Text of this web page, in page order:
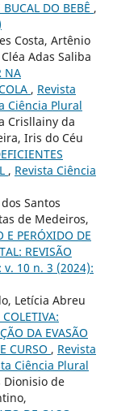
DO BEBÊ ,
Costa, Artênio
Adas Saliba
NA
, Revista
Ciência Plural
Crisllainy da
Iris do Céu
, Revista Ciência
Santos
de Medeiros,
E PERÓXIDO DE
REVISÃO
10 n. 3 (2024):
Letícia Abreu
DA EVASÃO
CURSO , Revista
Ciência Plural
Dionisio de